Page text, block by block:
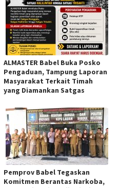
ALMASTER Babel Buka Posko
Pengaduan, Tampung Laporan
Masyarakat Terkait Timah
yang Diamankan Satgas
Pemprov Babel Tegaskan
Komitmen Berantas Narkoba,